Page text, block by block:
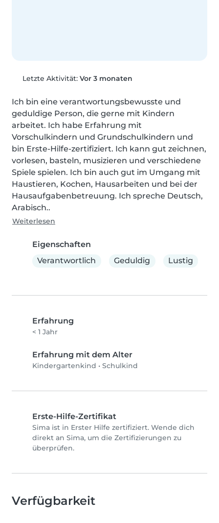
Letzte Aktivität: Vor 3 monaten
Ich bin eine verantwortungsbewusste und
geduldige Person, die gerne mit Kindern
arbeitet. Ich habe Erfahrung mit
Vorschulkindern und Grundschulkindern und
bin Erste-Hilfe-zertifiziert. Ich kann gut zeichnen,
vorlesen, basteln, musizieren und verschiedene
Spiele spielen. Ich bin auch gut im Umgang mit
Haustieren, Kochen, Hausarbeiten und bei der
Hausaufgabenbetreuung. Ich spreche Deutsch,
Arabisch..
Weiterlesen
Eigenschaften
Verantwortlich
Geduldig Lustig
Erfahrung
< 1 Jahr
Erfahrung mit dem Alter
Kindergartenkind • Schulkind
Erste-Hilfe-Zertifikat
Sima ist in Erster Hilfe zertifiziert. Wende dich
direkt an Sima, um die Zertifizierungen zu
überprüfen.
Verfügbarkeit